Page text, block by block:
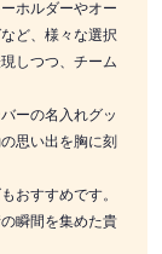
ホルダーやオー
ど、様々な選択
しつつ、チーム
ーの名入れグッ
思い出を胸に刻
おすすめです。
瞬間を集めた貴